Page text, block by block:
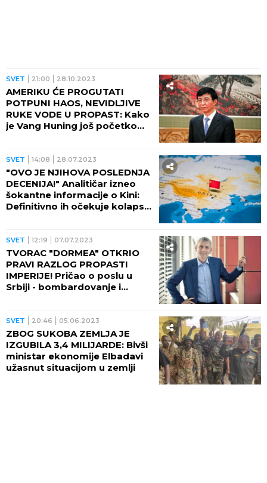
SVET 21:00 28.10.2023
AMERIKU ĆE PROGUTATI
POTPUNI HAOS, NEVIDLJIVE
RUKE VODE U PROPAST: Kako
je Vang Huning još početkom
SVET 14:08 28.07.2023
"OVO JE NJIHOVA POSLEDNJA
DECENIJA!" Analitičar izneo
šokantne informacije o Kini:
Definitivno ih očekuje kolaps!
SVET 12:19 07.07.2023
TVORAC "DORMEA" OTKRIO
PRAVI RAZLOG PROPASTI
IMPERIJE! Pričao o poslu u
Srbiji - bombardovanje i
SVET 20:46 05.06.2023
ZBOG SUKOBA ZEMLJA JE
IZGUBILA 3,4 MILIJARDE: Bivši
ministar ekonomije Elbadavi
užasnut situacijom u zemlji